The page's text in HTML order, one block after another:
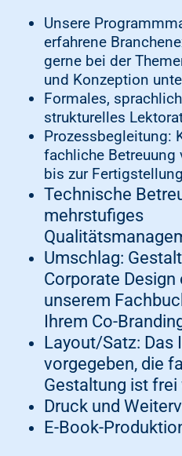
beziehen und wie viele
den Buchhandel
Unsere
erfahrene
gerne bei der
und Konzeption
Formales,
strukturelles
Prozessbegleitung:
fachliche Betreuung
bis zur Fertigstellung
Technische
mehrstufiges
Umschlag:
Corporate Design
unserem
Ihrem Co-
Layout/Satz: Das
vorgegeben, die
Gestaltung ist frei
Druck und
E-Book-